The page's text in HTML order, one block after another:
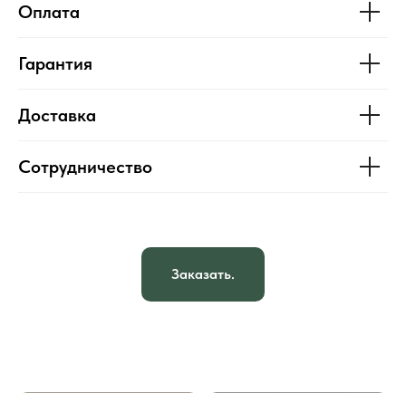
Оплата
Гарантия
Доставка
Сотрудничество
Заказать.